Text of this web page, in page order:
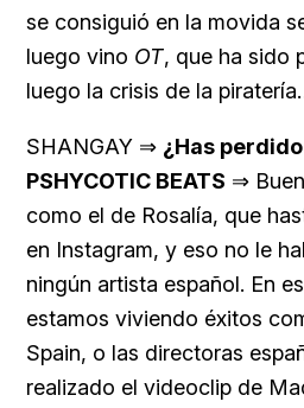
se consiguió en la movida
luego vino OT, que ha sido
luego la crisis de la
SHANGAY ⇒ ¿Has
PSHYCOTIC BEATS ⇒
como el de Rosalía, que
en Instagram, y eso no le
ningún artista español. En
estamos viviendo éxitos
Spain, o las directoras
realizado el videoclip de